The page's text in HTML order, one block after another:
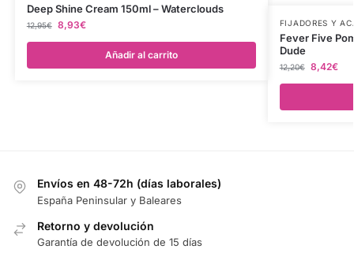
Deep Shine Cream 150ml – Waterclouds
12,95€ 8,93€
Añadir al carrito
FIJADORES Y
Fever Five
Dude
12,20€ 8,42€
Envíos en 48-72h (días laborales)
España Peninsular y Baleares
Retorno y devolución
Garantía de devolución de 15 días